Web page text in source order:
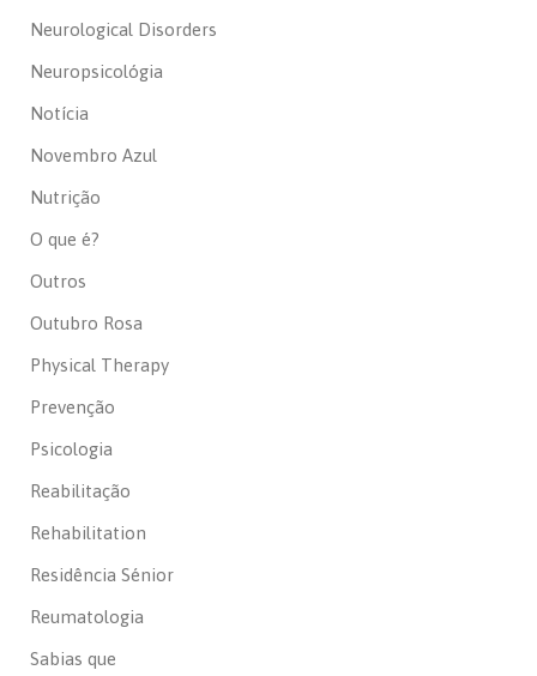
Neurological Disorders
Neuropsicológia
Notícia
Novembro Azul
Nutrição
O que é?
Outros
Outubro Rosa
Physical Therapy
Prevenção
Psicologia
Reabilitação
Rehabilitation
Residência Sénior
Reumatologia
Sabias que